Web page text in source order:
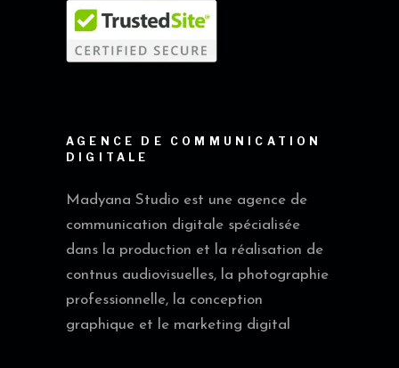
AGENCE DE COMMUNICATION
DIGITALE
Madyana Studio est une agence de
communication digitale spécialisée
dans la production et la réalisation de
contnus audiovisuelles, la photographie
professionnelle, la conception
graphique et le marketing digital